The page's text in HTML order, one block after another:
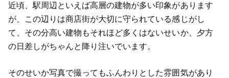
近頃、駅周辺といえば高層の建物が多い印象があります
が、この辺りは商店街が大切に守られている感じがし
て、その分高い建物もそれほど多くはないせいか、夕方
の日差しがちゃんと降り注いでいます。
そのせいか写真で撮ってもふんわりとした雰囲気があり